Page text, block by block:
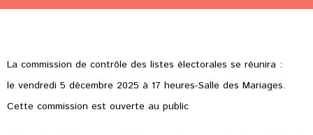
La commission de contrôle des listes électorales se réunira :
le vendredi 5 décembre 2025 à 17 heures-Salle des Mariages.
Cette commission est ouverte au public